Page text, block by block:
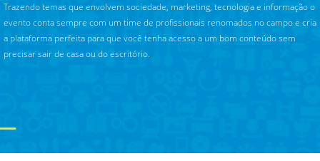
着ますか？ 着ている服はそのま
Trazendo temas que envolvem sociedade, marketing, tecnologia e informação o
evento conta sempre com um time de profissionais renomados no campo e cria
a plataforma perfeita para que você tenha acesso a um bom conteúdo sem
precisar sair de casa ou do escritório.